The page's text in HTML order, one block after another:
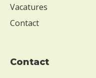
Vacatures
Contact
contact